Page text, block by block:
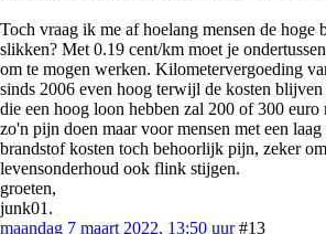
Toch vraag ik me af hoelang mensen de hoge
slikken? Met 0.19 cent/km moet je
om te mogen werken. Kilometervergoeding
sinds 2006 even hoog terwijl de kosten blijven
die een hoog loon hebben zal 200 of 300 euro
zo'n pijn doen maar voor mensen met een
brandstof kosten toch behoorlijk pijn, zeker
levensonderhoud ook flink stijgen.
groeten,
junk01.
maandag 7 maart 2022, 13:50 uur #13